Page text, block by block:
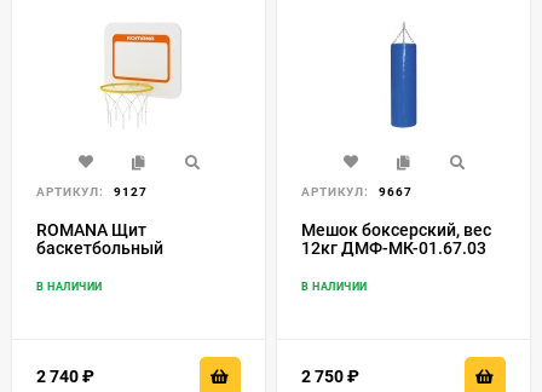
АРТИКУЛ: 9127
ROMANA Щит
баскетбольный
В НАЛИЧИИ
2 740
АРТИКУЛ: 9667
Мешок боксерский, вес
12кг ДМФ-МК-01.67.03
В НАЛИЧИИ
2 750